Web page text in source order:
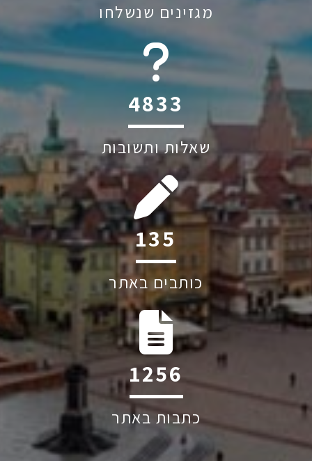
מגזינים שנשלחו
6045
שאלות ותשובות
215
כותבים באתר
2004
כתבות באתר